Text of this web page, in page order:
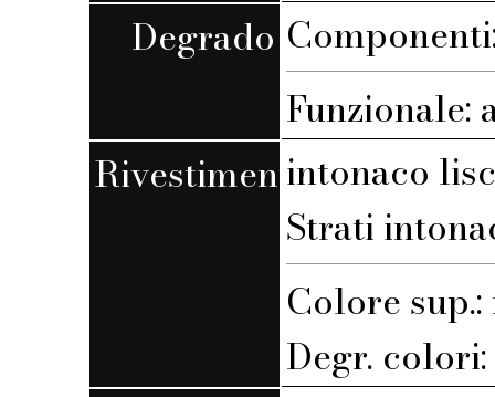
Degrado
Funzionale:
Rivestimentointonaco
Strati
Colore
Degr.